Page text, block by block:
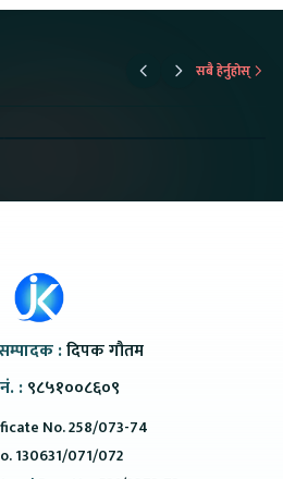
सबै हेर्नुहोस्
:दिपक गौतम
: ९८५१००८६०९
No. 258/073-74
130631/071/072